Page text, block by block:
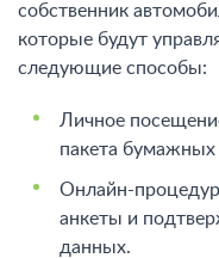
собственник
которые будут
следующие способы:
Личное
пакета бумажных
Онлайн-
анкеты и
данных.